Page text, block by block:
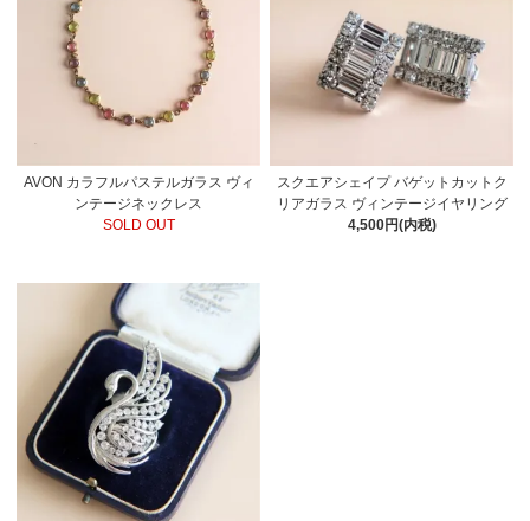
AVON カラフルパステルガラス ヴィ
ンテージネックレス
SOLD OUT
スクエアシェイプ バゲットカットク
リアガラス ヴィンテージイヤリング
4,500円(内税)